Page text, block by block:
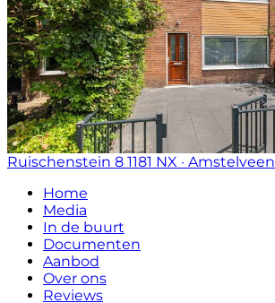
Ruischenstein 8 1181 NX · Amstelveen
Home
Media
In de buurt
Documenten
Aanbod
Over ons
Reviews